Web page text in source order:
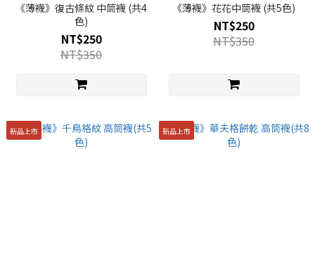
《薄襪》復古條紋 中筒襪 (共4
色)
NT$250
NT$350
《薄襪》花花中筒襪 (共5色)
NT$250
NT$350
新品上市 新品上市